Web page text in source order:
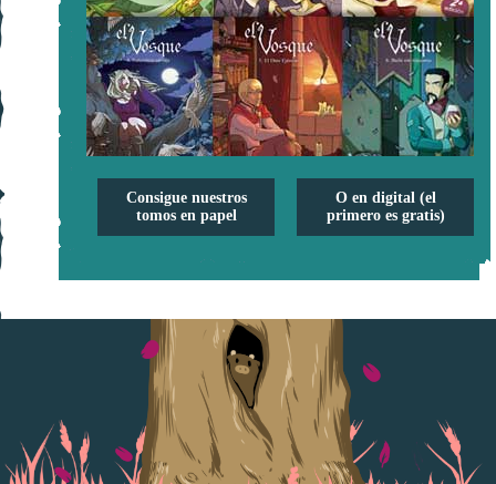
Consigue nuestros
tomos en papel
O en digital (el
primero es gratis)